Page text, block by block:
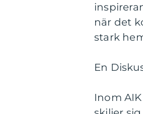
när det
stark
En
Inom